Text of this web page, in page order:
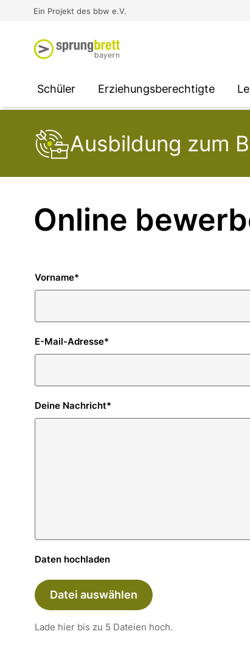
Ein Projekt des bbw e.V.
Schüler
SOCIAL MEDIA
Erziehungsberechtigte
SOCIAL MEDIA
SOCIAL MEDIA
Unternehmen
Ausbildung zum
Online
Vorname*
E-Mail-Adresse*
Deine Nachricht*
Daten hochladen
Datei auswählen
Lade hier bis zu 5 Dateien hoch.